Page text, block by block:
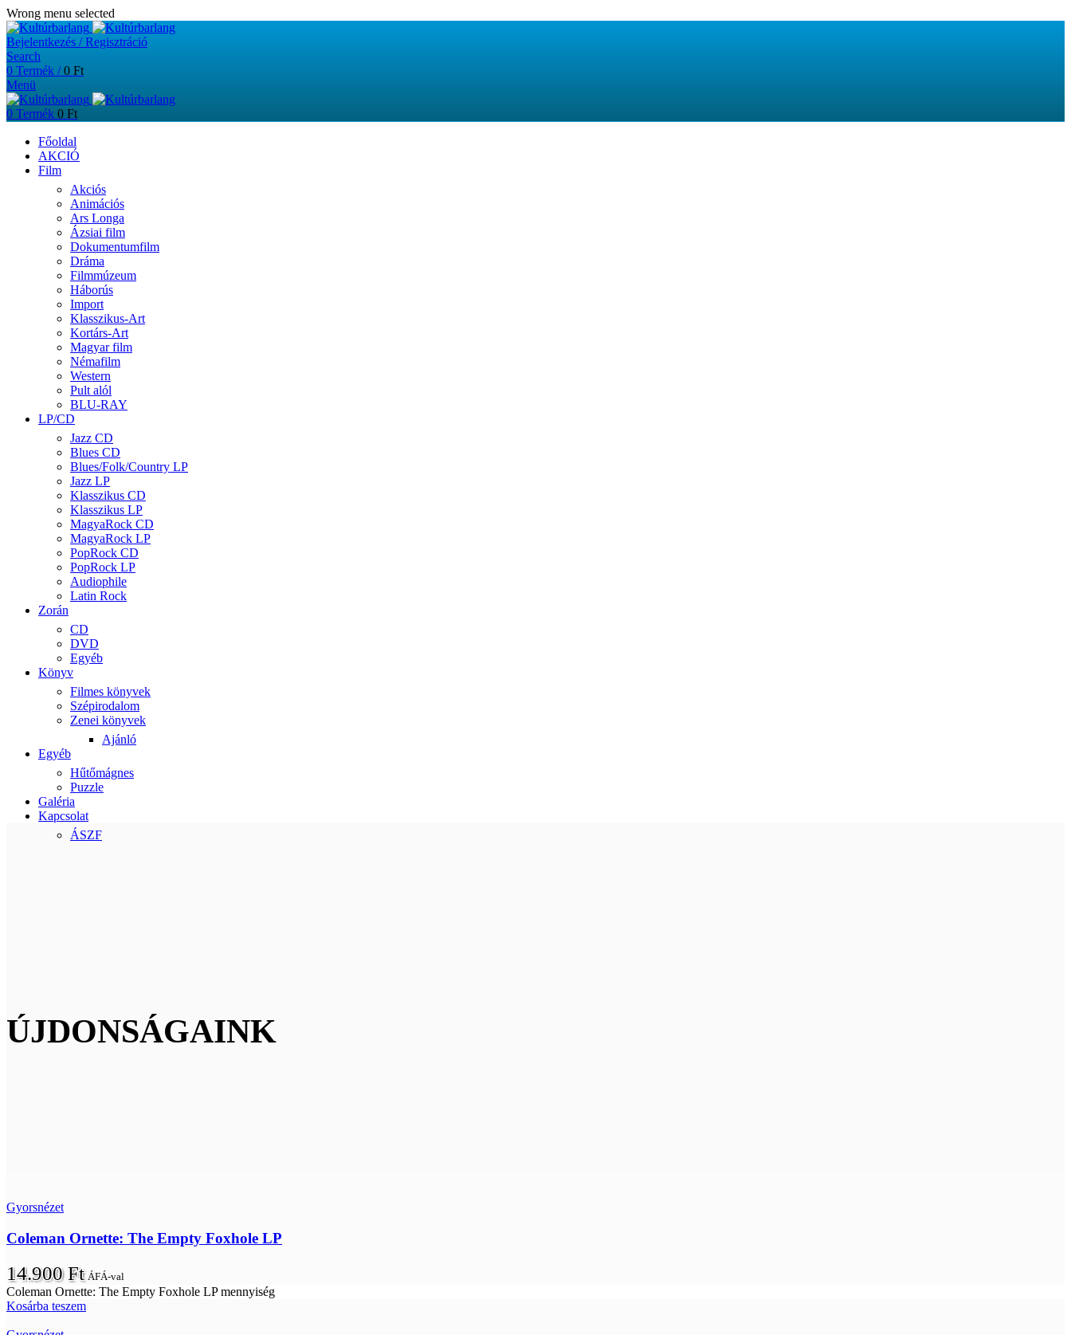
Wrong menu selected
Bejelentkezés / Regisztráció
Search
0 Termék / 0 Ft
Menü
0 Termék 0 Ft
Főoldal
AKCIÓ
Film
Akciós
Animációs
Ars Longa
Ázsiai film
Dokumentumfilm
Dráma
Filmmúzeum
Háborús
Import
Klasszikus-Art
Kortárs-Art
Magyar film
Némafilm
Western
Pult alól
BLU-RAY
LP/CD
Jazz CD
Blues CD
Blues/Folk/Country LP
Jazz LP
Klasszikus CD
Klasszikus LP
MagyaRock CD
MagyaRock LP
PopRock CD
PopRock LP
Audiophile
Latin Rock
Zorán
CD
DVD
Egyéb
Könyv
Filmes könyvek
Szépirodalom
Zenei könyvek
Ajánló
Egyéb
Hűtőmágnes
Puzzle
Galéria
Kapcsolat
ÁSZF
ÚJDONSÁGAINK
Gyorsnézet
Coleman Ornette: The Empty Foxhole LP
14.900Ft ÁFÁ-val
Coleman Ornette: The Empty Foxhole LP mennyiség
Kosárba teszem